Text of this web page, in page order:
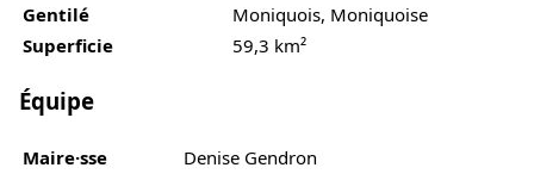
Gentilé
Moniquois, Moniquoise
Superficie
59,3 km²
Équipe
Maire·sse
Denise Gendron